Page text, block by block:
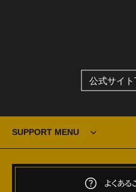
公式サイ
SUPPORT MENU
よくある